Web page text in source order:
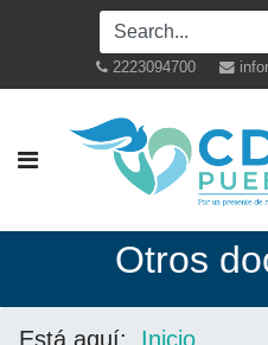
2223094700
Otros
Está aquí: Inicio